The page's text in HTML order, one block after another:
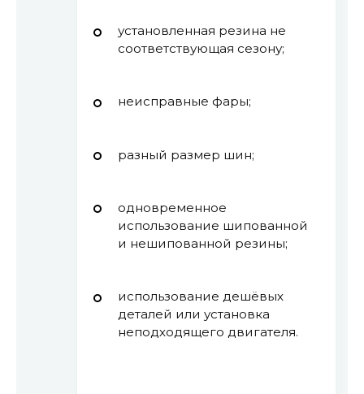
установленная резина не
соответствующая сезону;
неисправные фары;
разный размер шин;
одновременное
использование шипованной
и нешипованной резины;
использование дешёвых
деталей или установка
неподходящего двигателя.